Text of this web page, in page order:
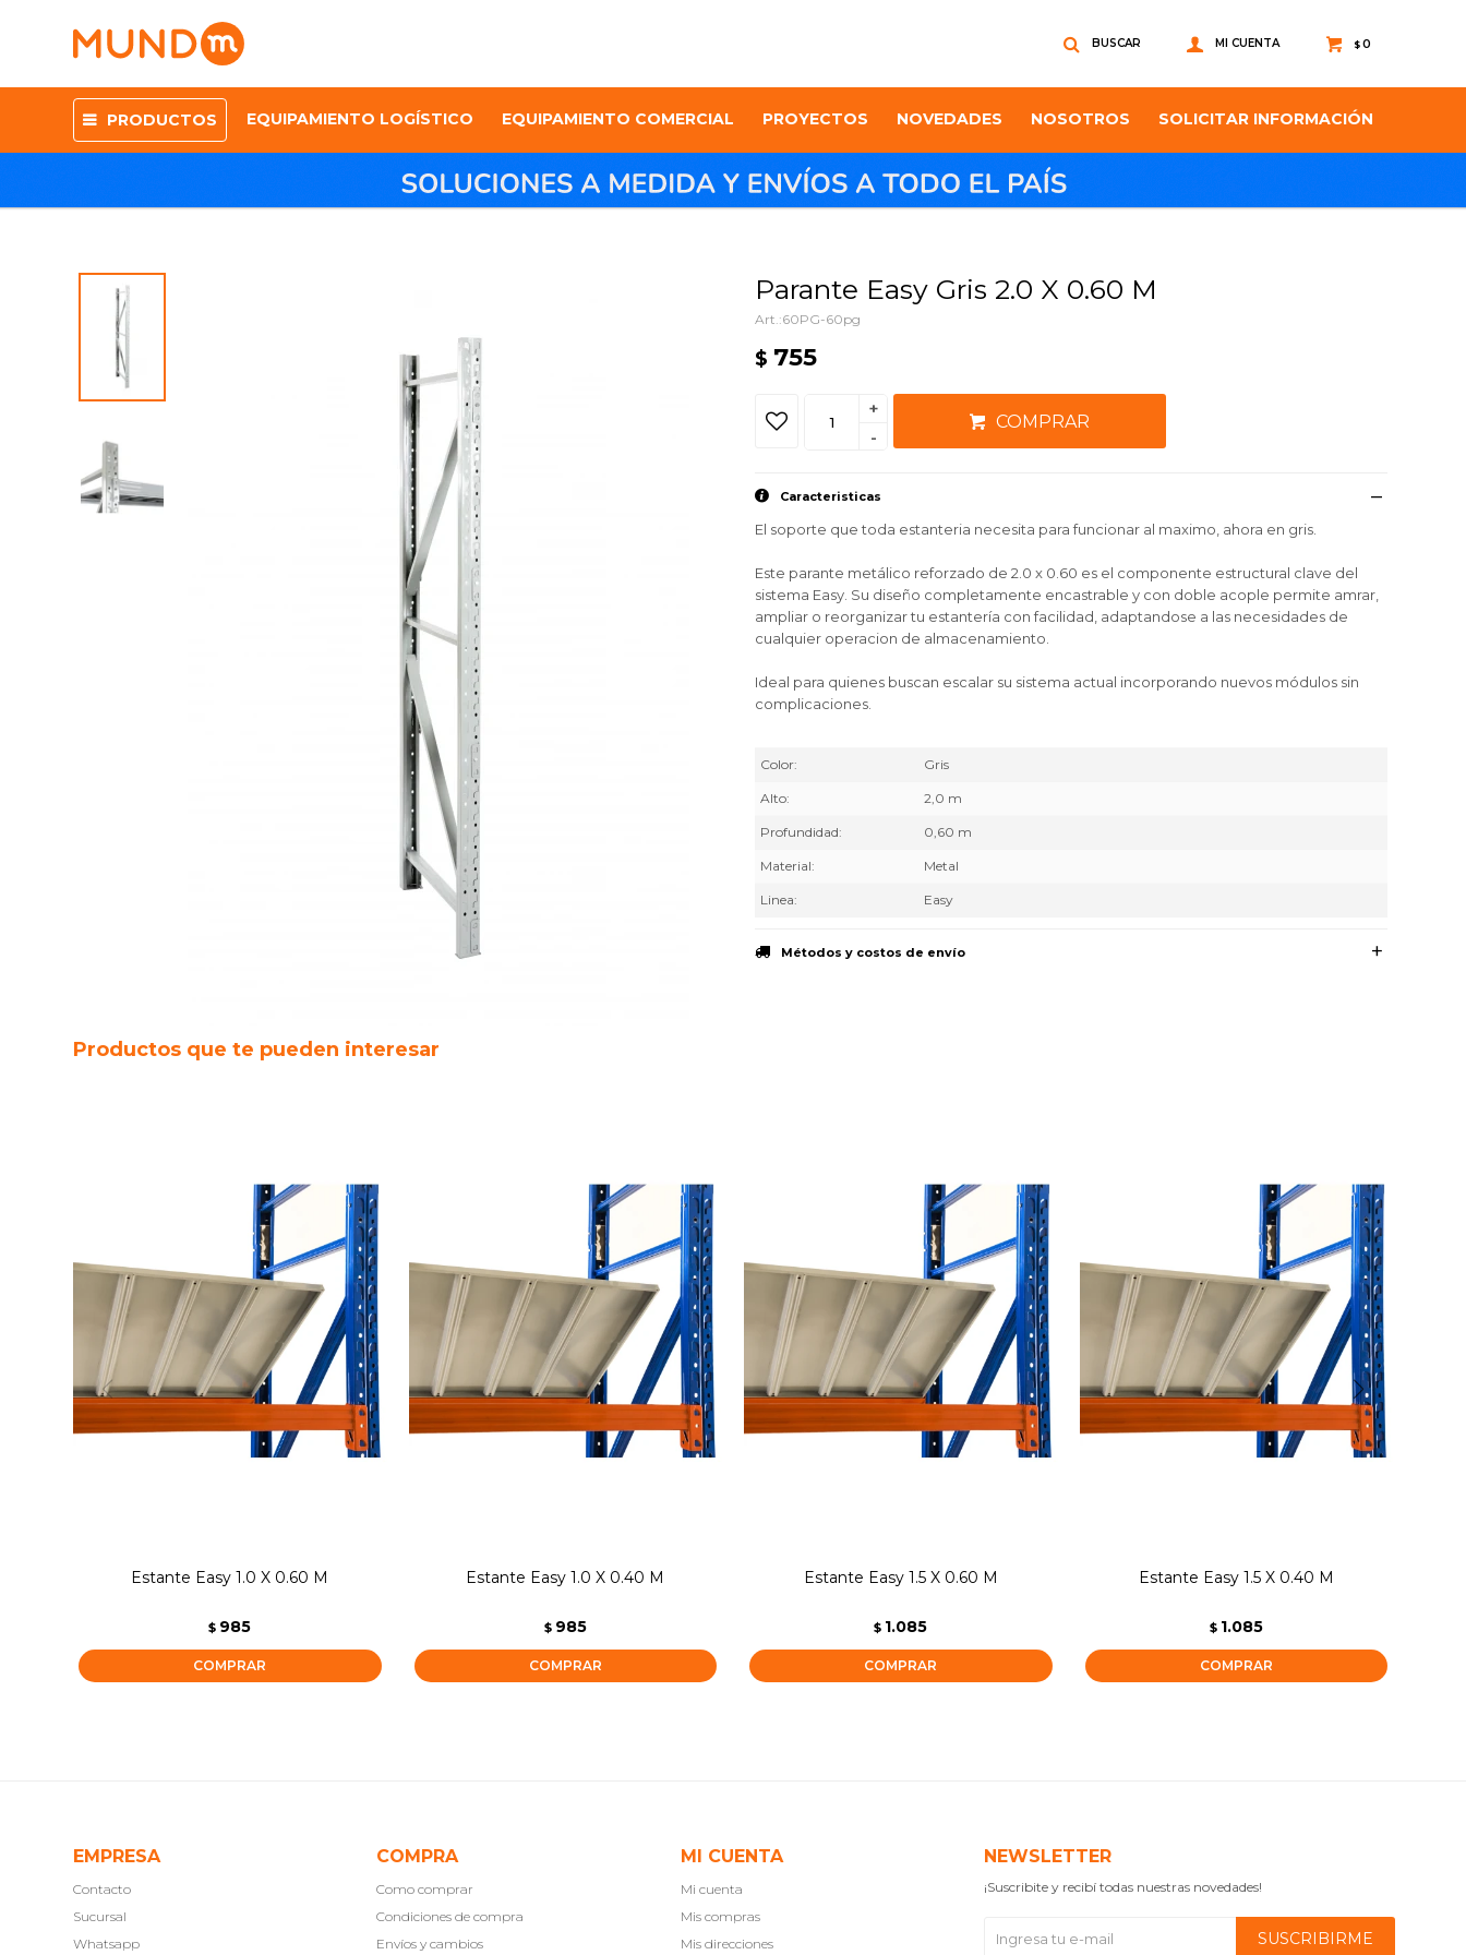
PRODUCTOS EQUIPAMIENTO LOGÍSTICO EQUIPAMIENTO COMERCIAL PROYECTOS NOVEDADES NOSOTROS SOLICITAR INFORMACIÓN
$0
Parante Easy Gris 2.0 X 0.60 M
60PG-60pg
$ 755
+
-
COMPRAR
Caracteristicas
El soporte que toda estanteria necesita para funcionar al maximo, ahora en gris.
Este parante metálico reforzado de 2.0 x 0.60 es el componente estructural clave del
sistema Easy. Su diseño completamente encastrable y con doble acople permite amrar,
ampliar o reorganizar tu estantería con facilidad, adaptandose a las necesidades de
cualquier operacion de almacenamiento.
Ideal para quienes buscan escalar su sistema actual incorporando nuevos módulos sin
complicaciones.
Color Gris
Alto 2,0 m
Profundidad 0,60 m
Material Metal
Linea Easy
Métodos y costos de envío
Productos que te pueden interesar
Estante Easy 1.0 X 0.60 M
$ 985
Estante Easy 1.0 X 0.40 M
$ 985
Estante Easy 1.5 X 0.60 M
$ 1.085
Estante Easy 1.5 X 0.40 M
$ 1.085
EMPRESA
Contacto
Sucursal
Whatsapp
COMPRA
Como comprar
Condiciones de compra
Envíos y cambios
MI CUENTA
Mi cuenta
Mis compras
Mis direcciones
NEWSLETTER
¡Suscribite y recibí todas nuestras novedades!
SUSCRIBIRME